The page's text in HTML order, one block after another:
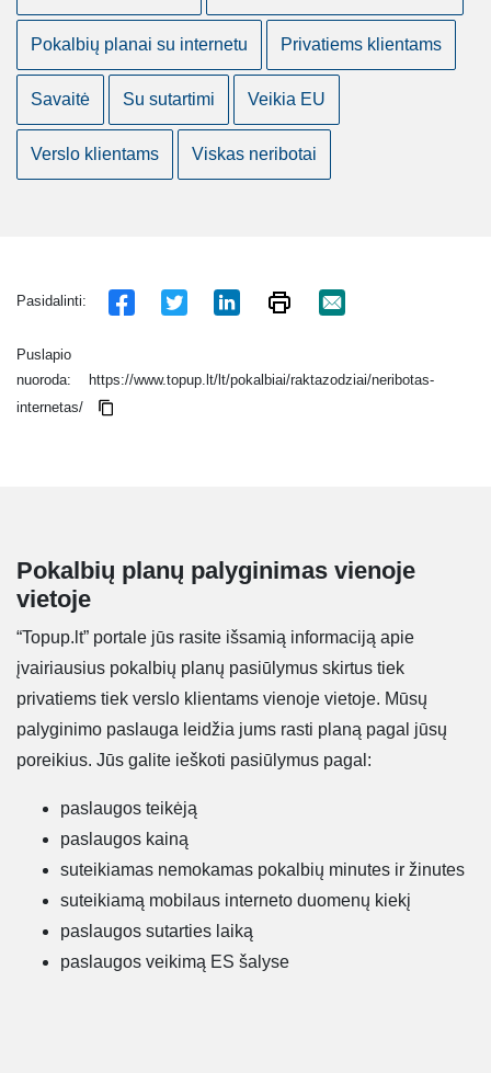
Pokalbių planai su internetu Privatiems klientams
Savaitė Su sutartimi Veikia EU
Verslo klientams Viskas neribotai
Pasidalinti:
Puslapio
nuoroda:
https://www.topup.lt/lt/pokalbiai/raktazodziai/neribotas-
internetas/
Pokalbių planų palyginimas vienoje
vietoje
“Topup.lt” portale jūs rasite išsamią informaciją apie
įvairiausius pokalbių planų pasiūlymus skirtus tiek
privatiems tiek verslo klientams vienoje vietoje. Mūsų
palyginimo paslauga leidžia jums rasti planą pagal jūsų
poreikius. Jūs galite ieškoti pasiūlymus pagal:
paslaugos teikėją
paslaugos kainą
suteikiamas nemokamas pokalbių minutes ir žinutes
suteikiamą mobilaus interneto duomenų kiekį
paslaugos sutarties laiką
paslaugos veikimą ES šalyse